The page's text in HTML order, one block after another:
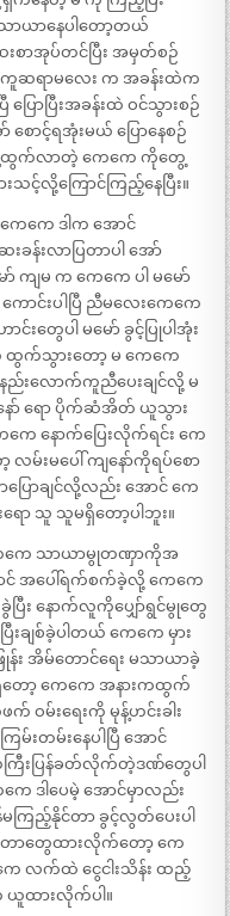
သာယာနေပါတော့တယ်
းစာအုပ်တင်ပြီး အမှတ်စဉ်
အကူဆရာမလေး က အခန်းထဲက
ြောပြီးအခန်းထဲ ဝင်သွားစဉ်
ောင့်ရအုံးမယ် ပြောနေစဉ်
ထွက်လာတဲ့ ကေကေ ကိုတွေ့
လို့ကြောင်ကြည့်နေပြီး။
ကေ ဒါက အောင်
ခန်းလာပြတာပါ အော်
ကျမ က ကေကေ ပါ မမော်
ောင်းပါပြီ ညီမလေးကေကေ
းတွေပါ မမော် ခွင့်ပြုပါအုံး
ထွက်သွားတော့ မ ကေကေ
ည်းလောက်ကူညီပေးချင်လို့ မ
ော် ရော ပိုက်ဆံအိတ် ယူသွား
ေ နောက်ပြေးလိုက်ရင်း ကေ
းမပေါ် ကျနော်ကိုရပ်စော
ြောချင်လို့လည်း အောင် ကေ
ော သူ သူမရှိတော့ပါဘူး။
ေကေ သာယာမွုတဏှာကိုအ
ာင် အပေါ်ရက်စက်ခဲ့လို့ ကေကေ
ပြီး နောက်လူကိုပျှော်ရွင်မွုတွေ
းချစ်ခဲ့ပါတယ် ကေကေ မှား
း အိမ်တောင်ရေး မသာယာခဲ့
ရှိတော့ ကေကေ အနားကထွက်
ဝမ်းရေးကို မုန့်ဟင်းခါး
တမ်းနေပါပြီ အောင်
ြီးပြန်ခတ်လိုက်တဲ့ဒဏ်တွေပါ
ေ ဒါပေမဲ့ အောင်မှာလည်း
ြည့်နိုင်တာ ခွင့်လွတ်ပေးပါ
းတာတွေထားလိုက်တော့ ကေ
ေ လက်ထဲ ငွေငါးသိန်း ထည့်
ယူထားလိုက်ပါ။